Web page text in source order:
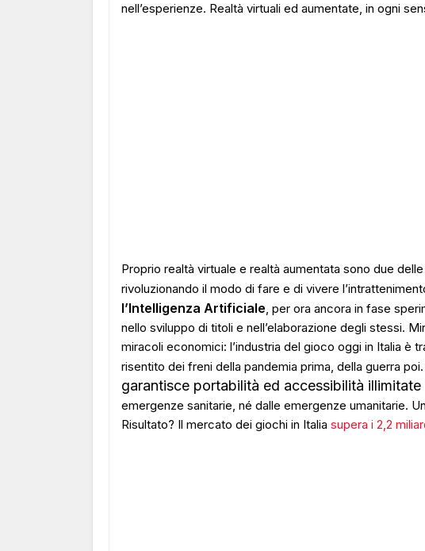
nell’esperienze. Realtà virtuali ed aumentate, in ogni
Proprio realtà virtuale e realtà aumentata sono due
rivoluzionando il modo di fare e di vivere
l’Intelligenza Artificiale, per ora ancora in fase
nello sviluppo di titoli e nell’elaborazione degli stessi.
miracoli economici: l’industria del gioco oggi in Italia è
risentito dei freni della pandemia prima, della guerra
garantisce portabilità ed accessibilità illimitate
emergenze sanitarie, né dalle emergenze umanitarie.
Risultato? Il mercato dei giochi in Italia supera i 2,2